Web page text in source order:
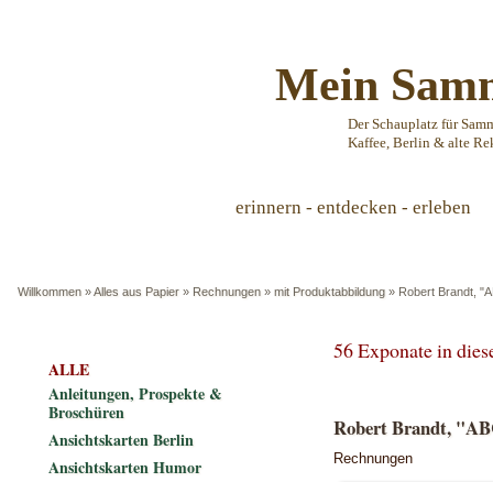
Mein
Der Schauplatz für
Kaffee, Berlin & alte
erinnern - entdecken - erleben
Willkommen »Alles aus Papier » Rechnungen » mit Produktabbildung » Robert Brandt,
56 Exponate in
Robert Brandt,
Rechnungen
ALLE
Anleitungen, Prospekte &
Broschüren
Ansichtskarten Berlin
Ansichtskarten Humor